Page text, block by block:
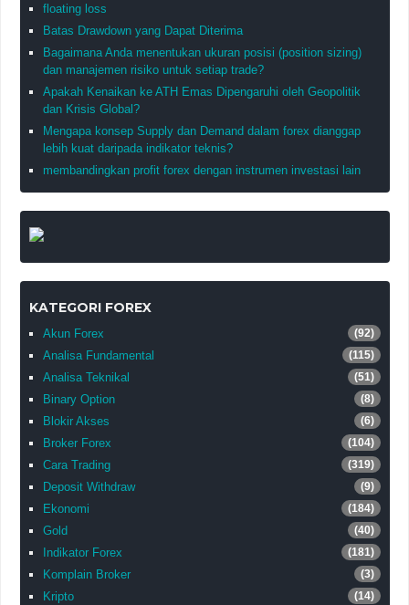
floating loss
Batas Drawdown yang Dapat Diterima
Bagaimana Anda menentukan ukuran posisi (position sizing)
dan manajemen risiko untuk setiap trade?
Apakah Kenaikan ke ATH Emas Dipengaruhi oleh Geopolitik
dan Krisis Global?
Mengapa konsep Supply dan Demand dalam forex dianggap
lebih kuat daripada indikator teknis?
membandingkan profit forex dengan instrumen investasi lain
KATEGORI FOREX
Akun Forex (92)
Analisa Fundamental (115)
Analisa Teknikal (51)
Binary Option (8)
Blokir Akses (6)
Broker Forex (104)
Cara Trading (319)
Deposit Withdraw (9)
Ekonomi (184)
Gold (40)
Indikator Forex (181)
Komplain Broker (3)
Kripto (14)